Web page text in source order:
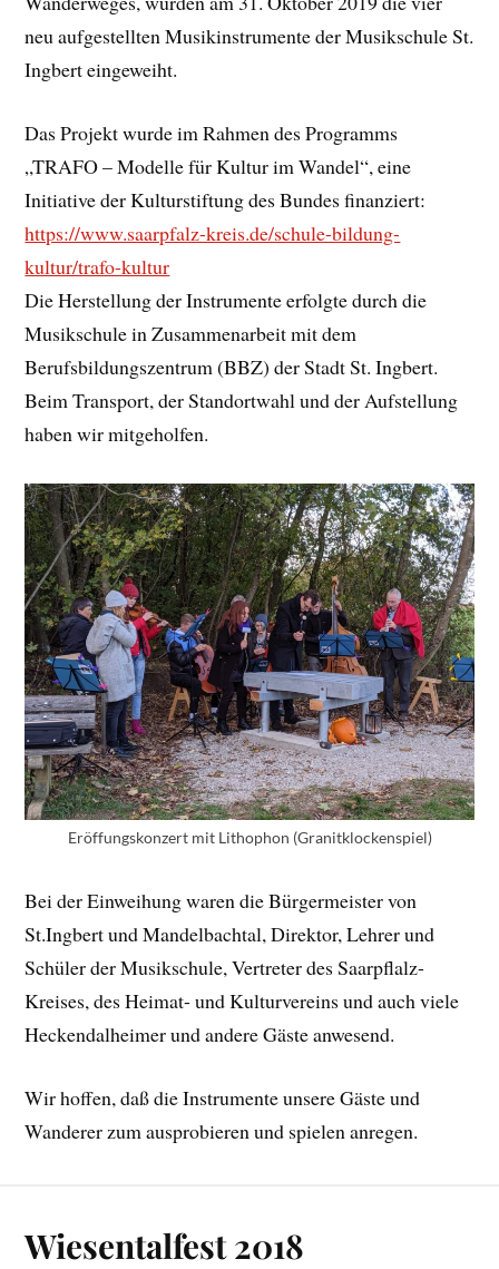
neu aufgestellten Musikinstrumente der Musikschule St.
Ingbert eingeweiht.
Das Projekt wurde im Rahmen des Programms
„TRAFO – Modelle für Kultur im Wandel“, eine
Initiative der Kulturstiftung des Bundes finanziert:
https://www.saarpfalz-kreis.de/schule-bildung-
kultur/trafo-kultur
Die Herstellung der Instrumente erfolgte durch die
Musikschule in Zusammenarbeit mit dem
Berufsbildungszentrum (BBZ) der Stadt St. Ingbert.
Beim Transport, der Standortwahl und der Aufstellung
haben wir mitgeholfen.
Eröffungskonzert mit Lithophon (Granitklockenspiel)
Bei der Einweihung waren die Bürgermeister von
St.Ingbert und Mandelbachtal, Direktor, Lehrer und
Schüler der Musikschule, Vertreter des Saarpflalz-
Kreises, des Heimat- und Kulturvereins und auch viele
Heckendalheimer und andere Gäste anwesend.
Wir hoffen, daß die Instrumente unsere Gäste und
Wanderer zum ausprobieren und spielen anregen.
Wiesentalfest 2018